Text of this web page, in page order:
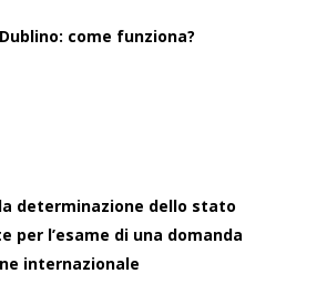
come funziona?
determinazione dello stato
per l’esame di una domanda
internazionale